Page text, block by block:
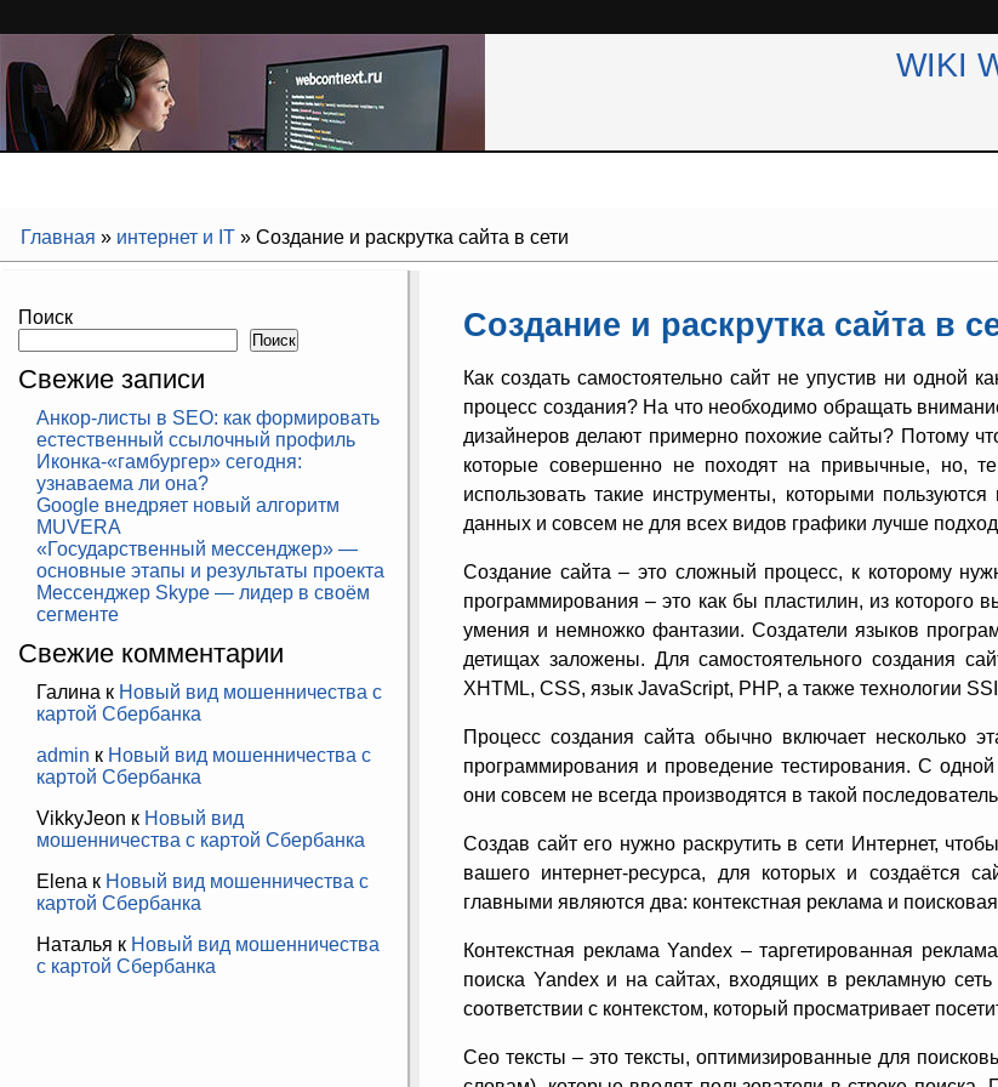
WIKI
Главная » интернет и IT » Создание и раскрутка сайта в сети
Поиск
Поиск
Свежие записи
Анкор-листы в SEO: как формировать
естественный ссылочный профиль
Иконка-«гамбургер» сегодня:
узнаваема ли она?
Google внедряет новый алгоритм
MUVERA
«Государственный мессенджер» —
основные этапы и результаты проекта
Мессенджер Skype — лидер в своём
сегменте
Свежие комментарии
Галина к Новый вид мошенничества с
картой Сбербанка
admin к Новый вид мошенничества с
картой Сбербанка
VikkyJeon к Новый вид
мошенничества с картой Сбербанка
Elena к Новый вид мошенничества с
картой Сбербанка
Наталья к Новый вид мошенничества
с картой Сбербанка
Создание и раскрутка сайта в
Как создать самостоятельно сайт не упустив ни одной
процесс создания? На что необходимо обращать
дизайнеров делают примерно похожие сайты? Потому
которые совершенно не походят на привычные, но,
использовать такие инструменты, которыми
данных и совсем не для всех видов графики лучше
Создание сайта – это сложный процесс, к которому
программирования – это как бы пластилин, из
умения и немножко фантазии. Создатели языков
детищах заложены. Для самостоятельного создания
XHTML, CSS, язык JavaScript, PHP, а также технологии
Процесс создания сайта обычно включает несколько
программирования и проведение тестирования. С
они совсем не всегда производятся в такой
Создав сайт его нужно раскрутить в сети Интернет,
вашего интернет-ресурса, для которых и создаётся
главными являются два: контекстная реклама и
Контекстная реклама Yandex – таргетированная
поиска Yandex и на сайтах, входящих в рекламную
соответствии с контекстом, который просматривает
Сeo тексты – это тексты, оптимизированные для